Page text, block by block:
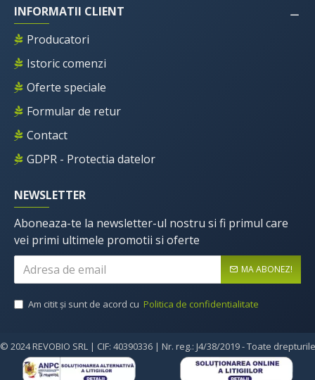
INFORMATII CLIENT
Producatori
Istoric comenzi
Oferte speciale
Formular de retur
Contact
GDPR - Protectia datelor
NEWSLETTER
Aboneaza-te la newsletter-ul nostru si fi primul care
vei primi ultimele promotii si oferte
MA ABONEZ!
Am citit şi sunt de acord cu Politica de confidentialitate
© 2024 REVOBIO SRL | CIF: 40390336 | Nr. reg.: J4/38/2019 - Toate